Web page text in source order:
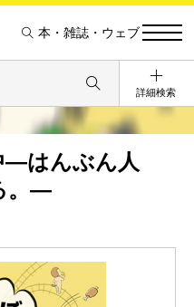
本・雑誌・ウェブ
詳細検索
―はんぶん人
。―